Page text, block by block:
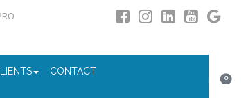
CONTACT
0